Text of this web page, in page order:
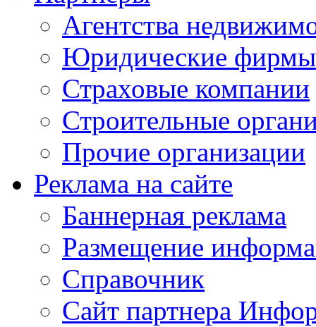
Агентства
Юридические фирмы
Страховые компании
Строительные
Прочие организации
Реклама на сайте
Баннерная реклама
Размещение
Справочник
Сайт партнера